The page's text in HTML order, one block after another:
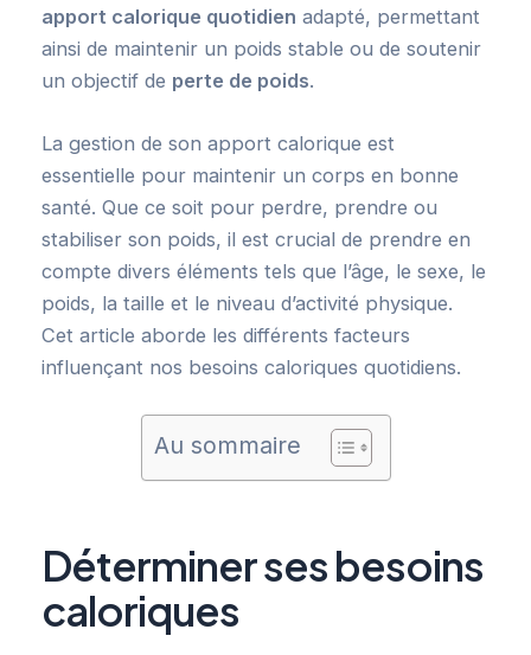
apport calorique quotidien adapté, permettant
ainsi de maintenir un poids stable ou de soutenir
un objectif de perte de poids.
La gestion de son apport calorique est
essentielle pour maintenir un corps en bonne
santé. Que ce soit pour perdre, prendre ou
stabiliser son poids, il est crucial de prendre en
compte divers éléments tels que l’âge, le sexe, le
poids, la taille et le niveau d’activité physique.
Cet article aborde les différents facteurs
influençant nos besoins caloriques quotidiens.
Au sommaire
Déterminer ses besoins
caloriques